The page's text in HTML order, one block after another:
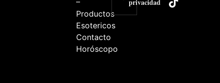
–
Productos
Esotericos
Contacto
Horóscopo
privacidad